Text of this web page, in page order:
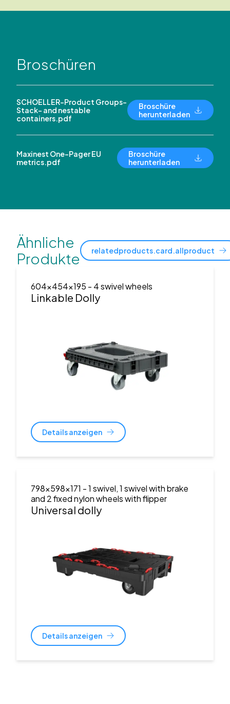
Broschüren
SCHOELLER-Product Groups-
Stack- and nestable
containers.pdf
Broschüre
herunterladen
Maxinest One-Pager EU
metrics.pdf
Broschüre
herunterladen
Ähnliche
Produkte
relatedproducts.card.allproduct
604x454x195 - 4 swivel wheels
Linkable Dolly
Details anzeigen
798x598x171 - 1 swivel, 1 swivel with brake
and 2 fixed nylon wheels with flipper
Universal dolly
Details anzeigen